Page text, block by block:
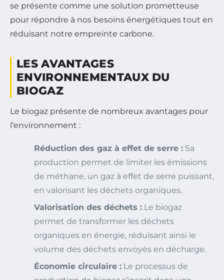
se présente comme une solution prometteuse
pour répondre à nos besoins énergétiques tout en
réduisant notre empreinte carbone.
LES AVANTAGES
ENVIRONNEMENTAUX DU
BIOGAZ
Le biogaz présente de nombreux avantages pour
l’environnement :
Réduction des gaz à effet de serre : Sa
production permet de limiter les émissions
de méthane, un gaz à effet de serre puissant,
en valorisant les déchets organiques.
Valorisation des déchets : Le biogaz
permet de transformer les déchets
organiques en énergie, réduisant ainsi le
volume des déchets envoyés en décharge.
Économie circulaire : Le processus de